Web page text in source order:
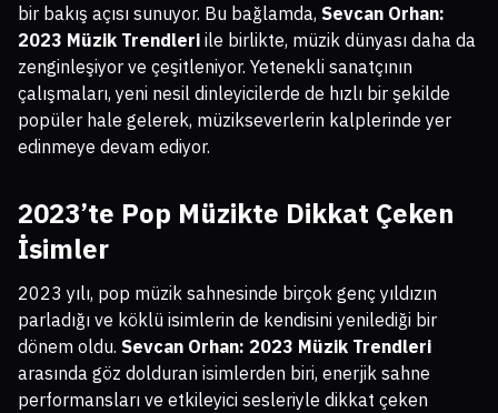
bir bakış açısı sunuyor. Bu bağlamda, Sevcan Orhan:
2023 Müzik Trendleri ile birlikte, müzik dünyası daha da
zenginleşiyor ve çeşitleniyor. Yetenekli sanatçının
çalışmaları, yeni nesil dinleyicilerde de hızlı bir şekilde
popüler hale gelerek, müzikseverlerin kalplerinde yer
edinmeye devam ediyor.
2023’te Pop Müzikte Dikkat Çeken
İsimler
2023 yılı, pop müzik sahnesinde birçok genç yıldızın
parladığı ve köklü isimlerin de kendisini yenilediği bir
dönem oldu. Sevcan Orhan: 2023 Müzik Trendleri
arasında göz dolduran isimlerden biri, enerjik sahne
performansları ve etkileyici sesleriyle dikkat çeken